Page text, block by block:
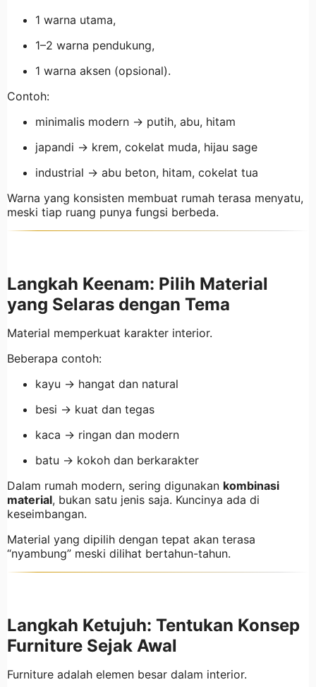
1 warna utama,
1–2 warna pendukung,
1 warna aksen (opsional).
Contoh:
minimalis modern → putih, abu, hitam
japandi → krem, cokelat muda, hijau sage
industrial → abu beton, hitam, cokelat tua
Warna yang konsisten membuat rumah terasa menyatu,
meski tiap ruang punya fungsi berbeda.
Langkah Keenam: Pilih Material
yang Selaras dengan Tema
Material memperkuat karakter interior.
Beberapa contoh:
kayu → hangat dan natural
besi → kuat dan tegas
kaca → ringan dan modern
batu → kokoh dan berkarakter
Dalam rumah modern, sering digunakan kombinasi
material, bukan satu jenis saja. Kuncinya ada di
keseimbangan.
Material yang dipilih dengan tepat akan terasa
“nyambung” meski dilihat bertahun-tahun.
Langkah Ketujuh: Tentukan Konsep
Furniture Sejak Awal
Furniture adalah elemen besar dalam interior.